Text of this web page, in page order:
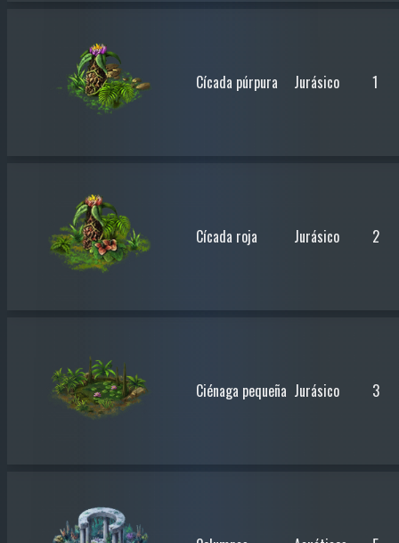
Cícada púrpura Jurásico 1
Cícada roja Jurásico 2
Ciénaga pequeña Jurásico 3